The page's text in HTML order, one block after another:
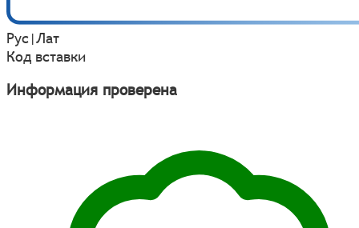
Рус|Лат
Код вставки
Информация проверена